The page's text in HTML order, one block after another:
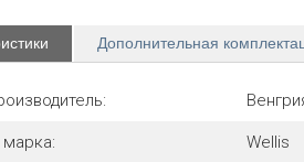
Дополнительная
марка: Wellis